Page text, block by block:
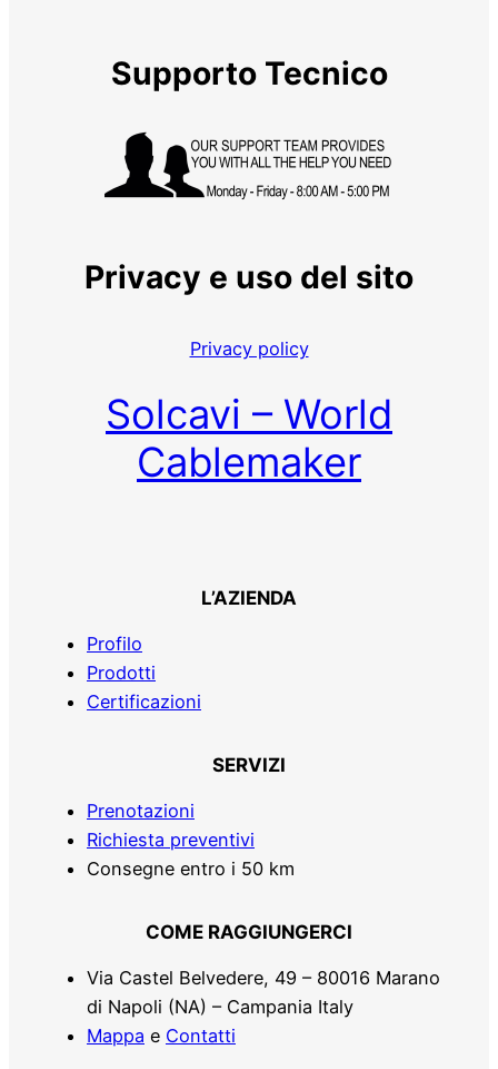
Supporto Tecnico
Privacy e uso del sito
Privacy policy
Solcavi – World
Cablemaker
L’AZIENDA
Profilo
Prodotti
Certificazioni
SERVIZI
Prenotazioni
Richiesta preventivi
Consegne entro i 50 km
COME RAGGIUNGERCI
Via Castel Belvedere, 49 – 80016 Marano
di Napoli (NA) – Campania Italy
Mappa e Contatti